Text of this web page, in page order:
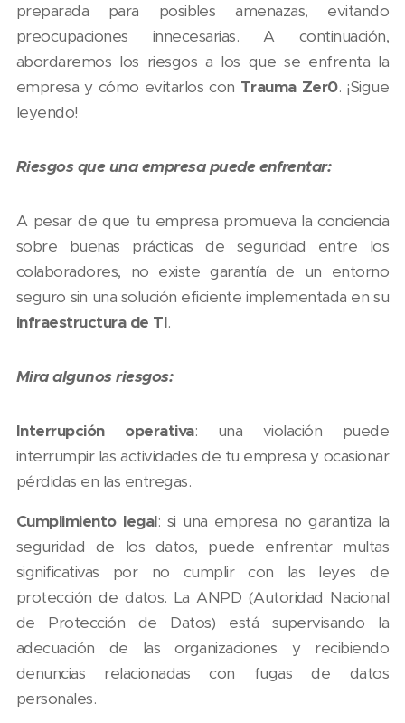
preparada para posibles amenazas, evitando
preocupaciones innecesarias. A continuación,
abordaremos los riesgos a los que se enfrenta la
empresa y cómo evitarlos con Trauma Zer0. ¡Sigue
leyendo!
Riesgos que una empresa puede enfrentar:
A pesar de que tu empresa promueva la conciencia
sobre buenas prácticas de seguridad entre los
colaboradores, no existe garantía de un entorno
seguro sin una solución eficiente implementada en su
infraestructura de TI.
Mira algunos riesgos:
Interrupción operativa: una violación puede
interrumpir las actividades de tu empresa y ocasionar
pérdidas en las entregas.
Cumplimiento legal: si una empresa no garantiza la
seguridad de los datos, puede enfrentar multas
significativas por no cumplir con las leyes de
protección de datos. La ANPD (Autoridad Nacional
de Protección de Datos) está supervisando la
adecuación de las organizaciones y recibiendo
denuncias relacionadas con fugas de datos
personales.